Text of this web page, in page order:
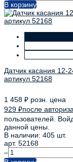
В корзину
Датчик касания 12-
артикул 52168
1 458 ₽ розн. цена
929 ₽после
пользователей.
данной цены.
В наличии: 405 шт.
арт. 52168
–